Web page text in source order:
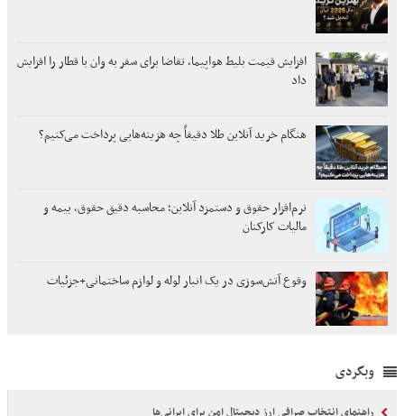
افزایش قیمت بلیط هواپیما، تقاضا برای سفر به وان با قطار را افزایش
داد
هنگام خرید آنلاین طلا دقیقاً چه هزینه‌هایی پرداخت می‌کنیم؟
نرم‌افزار حقوق و دستمزد آنلاین؛ محاسبه دقیق حقوق، بیمه و
مالیات کارکنان
وقوع آتش‌سوزی در یک انبار لوله و لوازم ساختمانی+جزئیات
وبگردی
راهنمای انتخاب صرافی ارز دیجیتال امن برای ایرانی‌ها